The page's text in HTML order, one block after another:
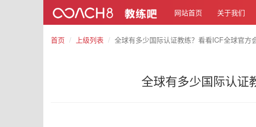
网站首页 关于我们
首页 上级列表 全球有多少国际认证教练？看看ICF全球官方
全球有多少国际认证